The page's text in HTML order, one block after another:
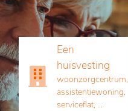
Een
huisvesting
woonzorgcentrum,
assistentiewoning,
serviceflat, ...